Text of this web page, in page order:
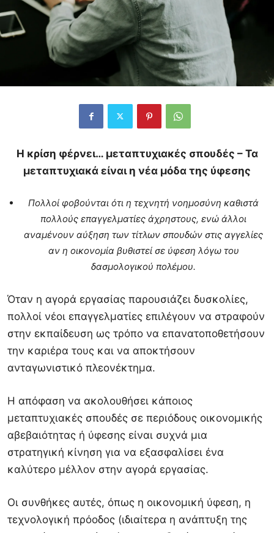
Η κρίση φέρνει… μεταπτυχιακές σπουδές – Τα
μεταπτυχιακά είναι η νέα μόδα της ύφεσης
Πολλοί φοβούνται ότι η τεχνητή νοημοσύνη καθιστά
πολλούς επαγγελματίες άχρηστους, ενώ άλλοι
αναμένουν αύξηση των τίτλων σπουδών στις αγγελίες
αν η οικονομία βυθιστεί σε ύφεση λόγω του
δασμολογικού πολέμου.
Όταν η αγορά εργασίας παρουσιάζει δυσκολίες,
πολλοί νέοι επαγγελματίες επιλέγουν να στραφούν
στην εκπαίδευση ως τρόπο να επανατοποθετήσουν
την καριέρα τους και να αποκτήσουν
ανταγωνιστικό πλεονέκτημα.
Η απόφαση να ακολουθήσει κάποιος
μεταπτυχιακές σπουδές σε περιόδους οικονομικής
αβεβαιότητας ή ύφεσης είναι συχνά μια
στρατηγική κίνηση για να εξασφαλίσει ένα
καλύτερο μέλλον στην αγορά εργασίας.
Οι συνθήκες αυτές, όπως η οικονομική ύφεση, η
τεχνολογική πρόοδος (ιδιαίτερα η ανάπτυξη της